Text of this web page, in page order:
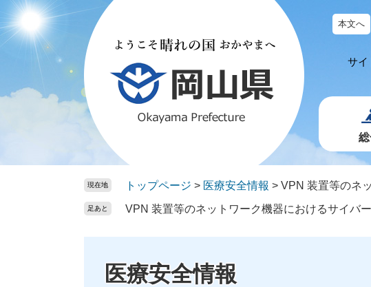
ー
ジ
ニ
ュ
本文へ
サイ
現在地 トップページ > 医療安全情報 > VPN 装置等のネ
足あと VPN 装置等のネットワーク機器におけるサイバ
医療安全情報